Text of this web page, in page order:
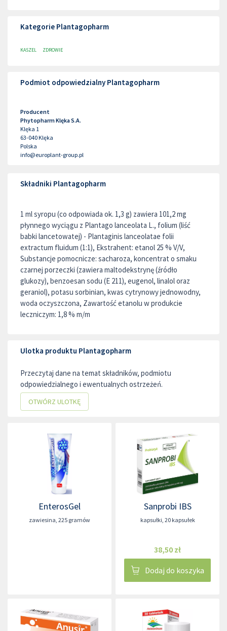
Kategorie Plantagopharm
KASZEL ZDROWIE
Podmiot odpowiedzialny Plantagopharm
Producent
Phytopharm Klęka S.A.
Klęka 1
63-040Klęka
Polska
info@europlant-group.pl
Składniki Plantagopharm
1 ml syropu (co odpowiada ok. 1,3 g) zawiera 101,2 mg
płynnego wyciągu z Plantago lanceolata L., folium (liść
babki lancetowatej) - Plantaginis lanceolatae folii
extractum fluidum (1:1), Ekstrahent: etanol 25 % V/V,
Substancje pomocnicze: sacharoza, koncentrat o smaku
czarnej porzeczki (zawiera maltodekstrynę (źródło
glukozy), benzoesan sodu (E 211), eugenol, linalol oraz
geraniol), potasu sorbinian, kwas cytrynowy jednowodny,
woda oczyszczona, Zawartość etanolu w produkcie
leczniczym: 1,8 % m/m
Ulotka produktu Plantagopharm
Przeczytaj dane na temat składników, podmiotu
odpowiedzialnego i ewentualnych ostrzeżeń.
OTWÓRZ ULOTKĘ
EnterosGel
zawiesina, 225 gramów
Sanprobi IBS
kapsułki, 20 kapsułek
38,50 zł
Dodaj do koszyka